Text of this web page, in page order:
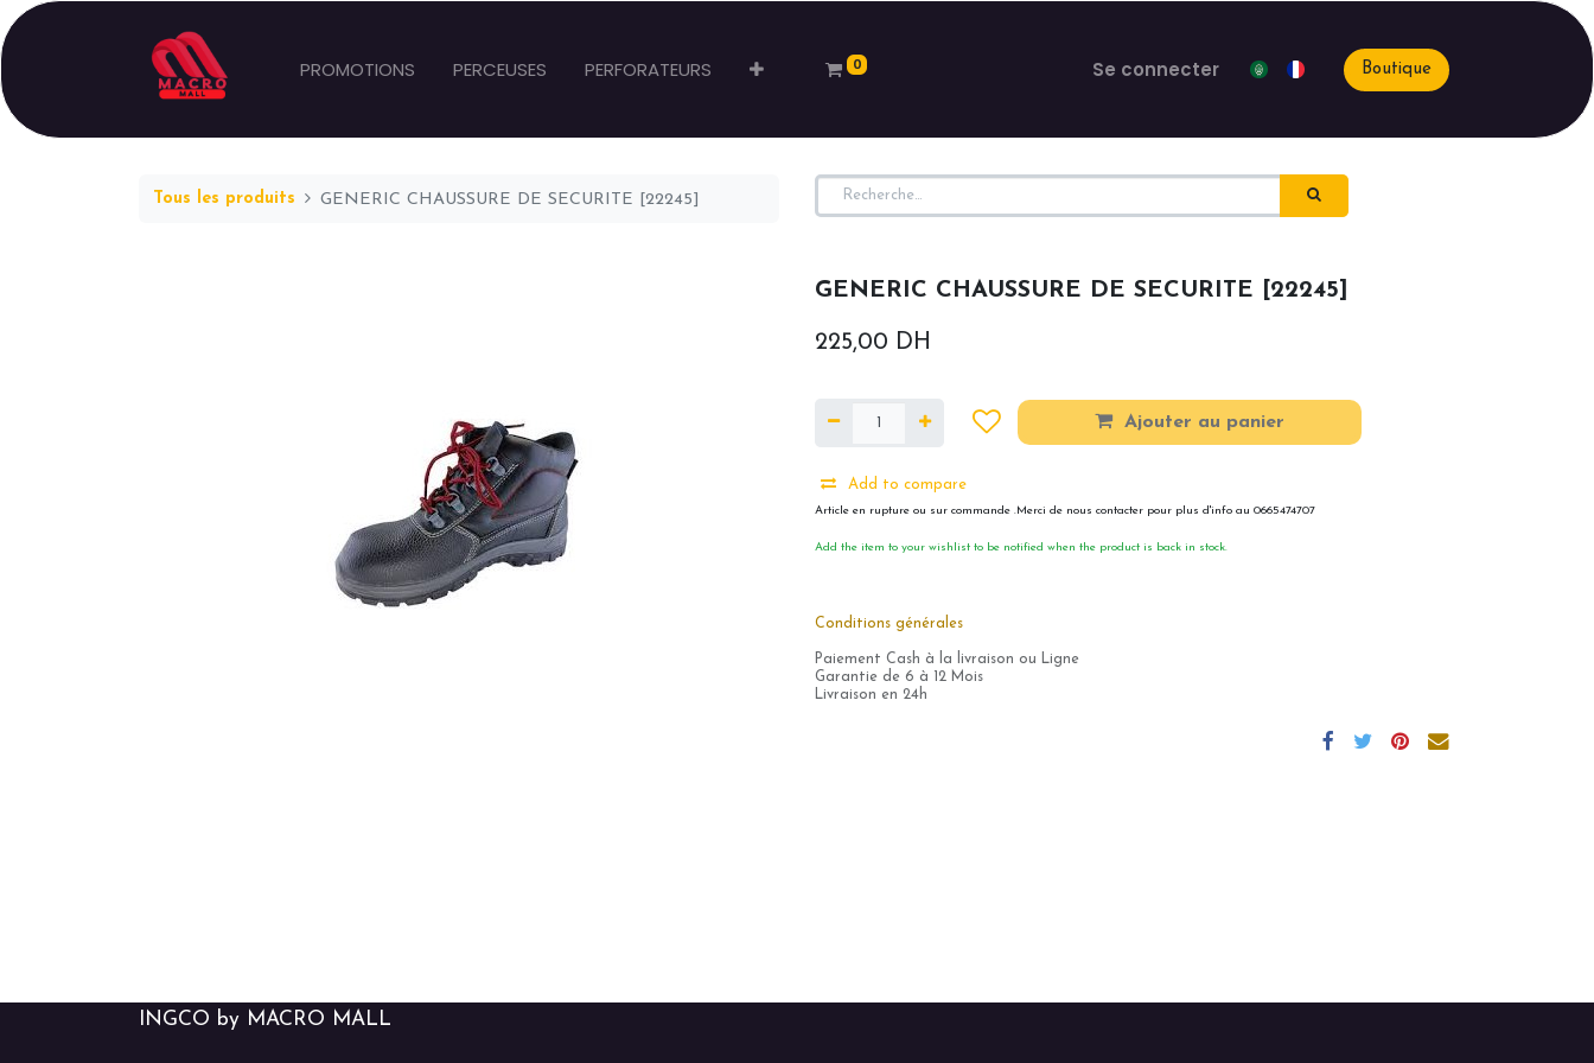
PROMOTIONS PERCEUSES PERFORATEURS 0 Se connecter Boutique
Tous les produits GENERIC CHAUSSURE DE SECURITE [22245]
GENERIC CHAUSSURE DE SECURITE [22245]
225,00 DH
Ajouter au panier
Add to compare
Article en rupture ou sur commande .Merci de nous contacter pour plus d'info au 0665474707
Add the item to your wishlist to be notified when the product is back in stock.
Conditions générales
Paiement Cash à la livraison ou Ligne
Garantie de 6 à 12 Mois
Livraison en 24h
INGCO by MACRO MALL